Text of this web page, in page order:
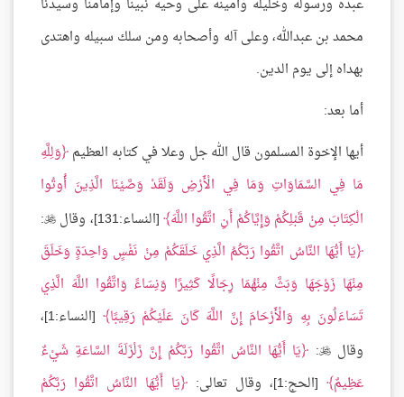
عبده ورسوله وخليله وأمينه على وحيه نبينا وإمامنا وسيدنا
محمد بن عبدالله، وعلى آله وأصحابه ومن سلك سبيله واهتدى
بهداه إلى يوم الدين.
أما بعد:
أيها الإخوة المسلمون قال الله جل وعلا في كتابه العظيم وَلِلَّهِ
مَا فِي السَّمَاوَاتِ وَمَا فِي الْأَرْضِ وَلَقَدْ وَصَّيْنَا الَّذِينَ أُوتُوا
الْكِتَابَ مِنْ قَبْلِكُمْ وَإِيَّاكُمْ أَنِ اتَّقُوا اللَّهَ [النساء:131]، وقال 
:
يَا أَيُّهَا النَّاسُ اتَّقُوا رَبَّكُمُ الَّذِي خَلَقَكُمْ مِنْ نَفْسٍ وَاحِدَةٍ وَخَلَقَ
مِنْهَا زَوْجَهَا وَبَثَّ مِنْهُمَا رِجَالًا كَثِيرًا وَنِسَاءً وَاتَّقُوا اللَّهَ الَّذِي
تَسَاءَلُونَ بِهِ وَالْأَرْحَامَ إِنَّ اللَّهَ كَانَ عَلَيْكُمْ رَقِيبًا
[النساء:1]،
وقال
:
يَا أَيُّهَا النَّاسُ اتَّقُوا رَبَّكُمْ إِنَّ زَلْزَلَةَ السَّاعَةِ شَيْءٌ
عَظِيمٌ
[الحج:1]، وقال تعالى:
يَا أَيُّهَا النَّاسُ اتَّقُوا رَبَّكُمْ